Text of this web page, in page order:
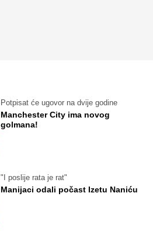
Potpisat će ugovor na dvije godine
Manchester City ima novog
golmana!
"I poslije rata je rat"
Manijaci odali počast Izetu Naniću